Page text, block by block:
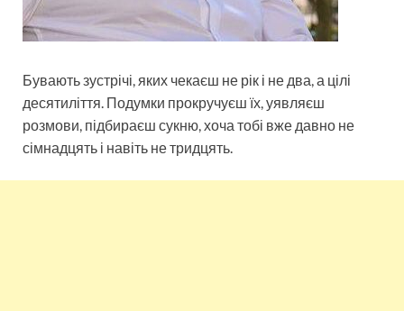
Бувають зустрічі, яких чекаєш не рік і не два, а цілі
десятиліття. Подумки прокручуєш їх, уявляєш
розмови, підбираєш сукню, хоча тобі вже давно не
сімнадцять і навіть не тридцять.